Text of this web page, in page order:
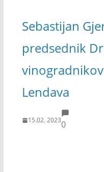
Sebastijan
predsednik
Lendava
15.02. 20230